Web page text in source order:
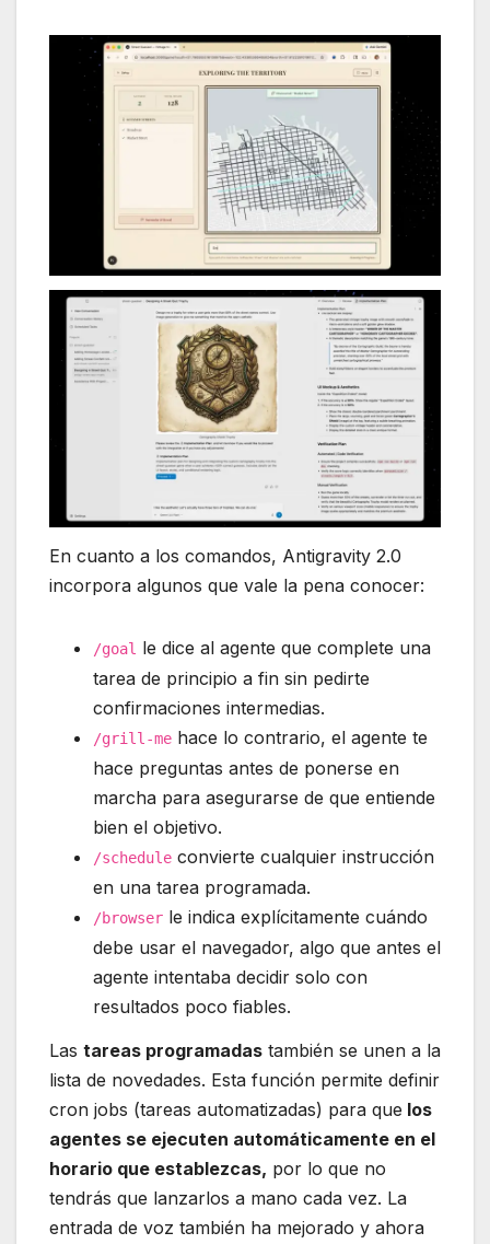
En cuanto a los comandos, Antigravity 2.0
incorpora algunos que vale la pena conocer:
/goal le dice al agente que complete una
tarea de principio a fin sin pedirte
confirmaciones intermedias.
/grill-me hace lo contrario, el agente te
hace preguntas antes de ponerse en
marcha para asegurarse de que entiende
bien el objetivo.
/schedule convierte cualquier instrucción
en una tarea programada.
/browser le indica explícitamente cuándo
debe usar el navegador, algo que antes el
agente intentaba decidir solo con
resultados poco fiables.
Las tareas programadas también se unen a la
lista de novedades. Esta función permite definir
cron jobs (tareas automatizadas) para que los
agentes se ejecuten automáticamente en el
horario que establezcas, por lo que no
tendrás que lanzarlos a mano cada vez. La
entrada de voz también ha mejorado y ahora